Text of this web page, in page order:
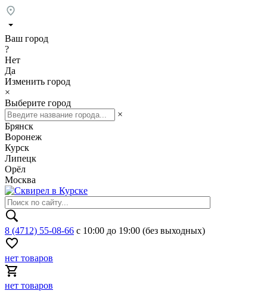
Ваш город
?
Нет
Да
Изменить город
×
Выберите город
×
Брянск
Воронеж
Курск
Липецк
Орёл
Москва
8 (4712) 55-08-66 с 10:00 до 19:00 (без выходных)
нет товаров
нет товаров